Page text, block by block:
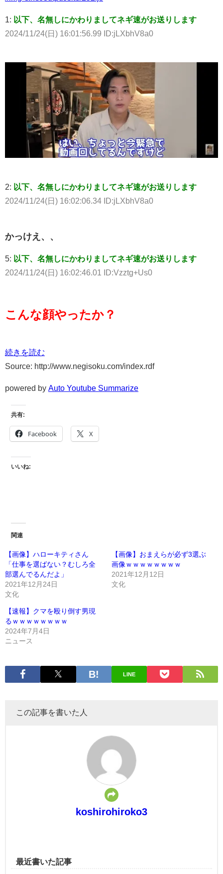
1: 以下、名無しにかわりましてネギ速がお送りします
2024/11/24(日) 16:01:56.99 ID:jLXbhV8a0
2: 以下、名無しにかわりましてネギ速がお送りします
2024/11/24(日) 16:02:06.34 ID:jLXbhV8a0
かっけえ、、
5: 以下、名無しにかわりましてネギ速がお送りします
2024/11/24(日) 16:02:46.01 ID:Vzztg+Us0
こんな顔やったか？
続きを読む
Source: http://www.negisoku.com/index.rdf
powered by Auto Youtube Summarize
共有:
Facebook X
いいね:
関連
【画像】ハローキティさん
「仕事を選ばない？むしろ全
部選んでるんだよ」
2021年12月24日
文化
【画像】おまえらが必ず3選ぶ
画像ｗｗｗｗｗｗｗｗ
2021年12月12日
文化
【速報】クマを殴り倒す男現
るｗｗｗｗｗｗｗｗ
2024年7月4日
ニュース
LINE
この記事を書いた人
koshirohiroko3
最近書いた記事